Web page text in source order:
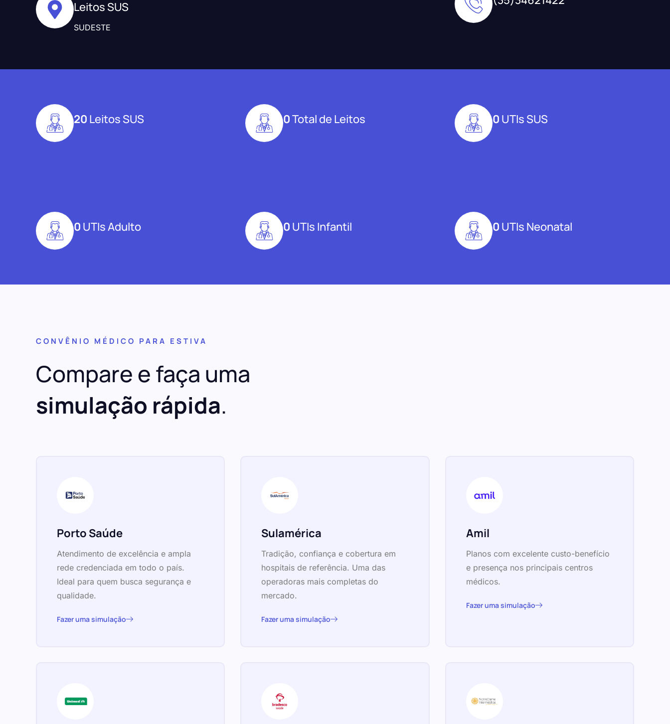
Leitos SUS
SUDESTE
20 Leitos SUS 0Total de Leitos 0 UTIs SUS
0 UTIs Adulto 0 UTIs Infantil 0 UTIs Neonatal
CONVÊNIO MÉDICO PARA ESTIVA
Compare e faça uma
simulação rápida.
Porto Saúde
Atendimento de excelência e ampla
rede credenciada em todo o país.
Ideal para quem busca segurança e
qualidade.
Fazer uma simulação
Sulamérica
Tradição, confiança e cobertura em
hospitais de referência. Uma das
operadoras mais completas do
mercado.
Fazer uma simulação
Amil
Planos com excelente custo-benefício
e presença nos principais centros
médicos.
Fazer uma simulação